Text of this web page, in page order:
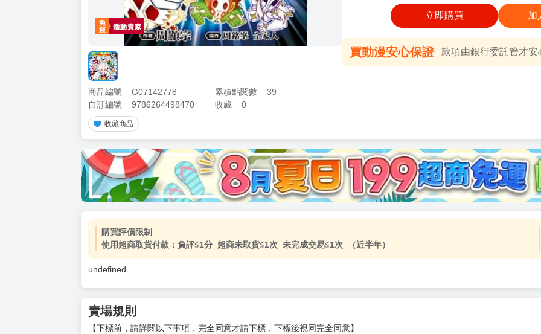
商品編號 G07142778 累積點閱數
39
自訂編號
9786264498470 收藏 0
收藏商品
立即購買 加
買動漫安心保證 款項由銀行委託管才安
加價購 ( 共
(加購品) 買動漫★《$15元-加固紙箱包裝》
-
+